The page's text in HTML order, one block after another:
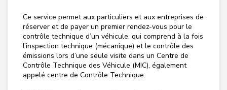
Ce service permet aux particuliers et aux entreprises de
réserver et de payer un premier rendez-vous pour le
contrôle technique d’un véhicule, qui comprend à la fois
l’inspection technique (mécanique) et le contrôle des
émissions lors d’une seule visite dans un Centre de
Contrôle Technique des Véhicule (MIC), également
appelé centre de Contrôle Technique.